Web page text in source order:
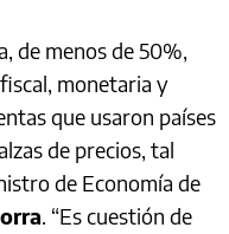
de menos de 50%,
monetaria y
que usaron países
de precios, tal
de Economía de
. “Es cuestión de